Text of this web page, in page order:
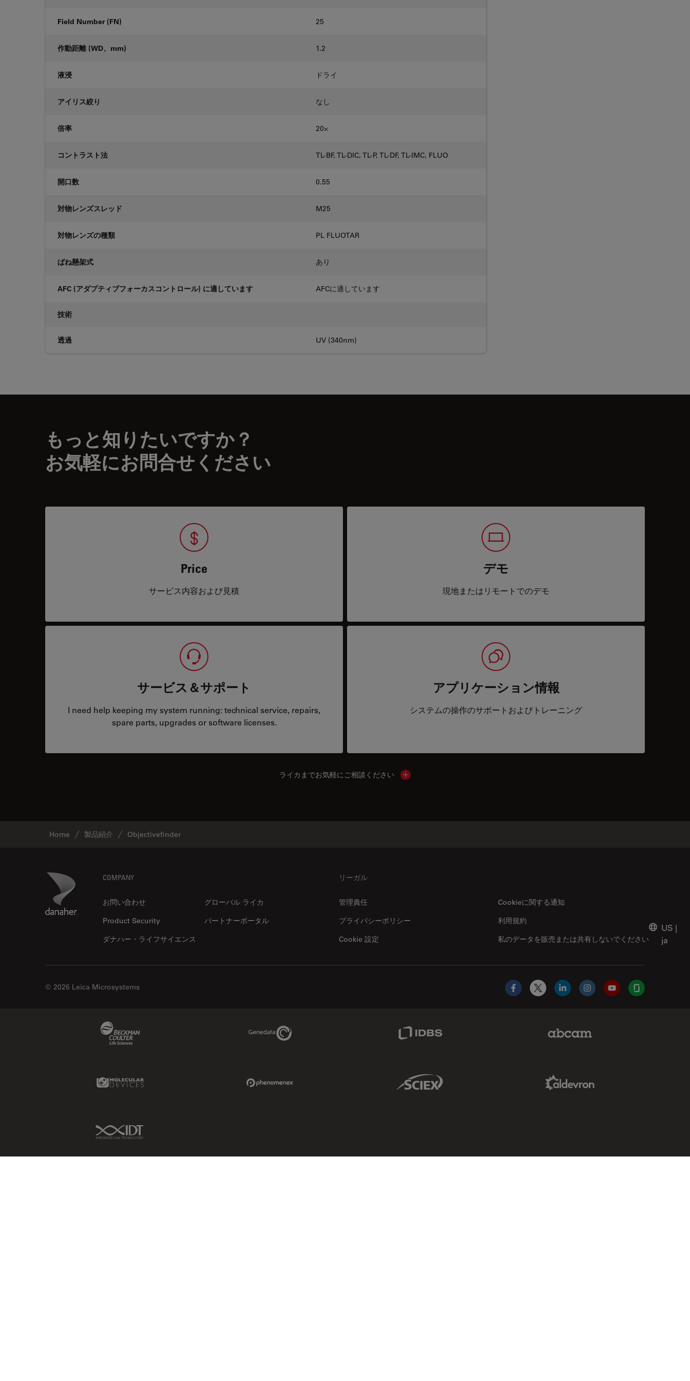
Field Number (FN) 25
作動距離 (WD、mm) 1.2
液浸 ドライ
アイリス絞り なし
倍率 20⨉
コントラスト法 TL-BF, TL-DIC, TL-P, TL-DF, TL-IMC, FLUO
開口数 0.55
対物レンズスレッド M25
対物レンズの種類 PL FLUOTAR
ばね懸架式 あり
AFC (アダプティブフォーカスコントロール) に適しています AFCに適しています
技術
透過 UV (340nm)
もっと知りたいですか？
お気軽にお問合せください
Price
サービス内容および見積
デモ
現地またはリモートでのデモ
サービス＆サポート
I need help keeping my system running: technical service, repairs,
spare parts, upgrades or software licenses.
アプリケーション情報
システムの操作のサポートおよびトレーニング
ライカまでお気軽にご相談ください Show local contacts
Home 製品紹介 Objectivefinder
Danaher Logo COMPANY
お問い合わせ
グローバル ライカ
Product Security
パートナーポータル
ダナハー・ライフサイエンス
リーガル
管理責任
Cookieに関する通知
プライバシーポリシー
私のデータを販売または共有しないでください
利用規約
Cookie 設定
US |
ja
© 2026 Leica Microsystems
Facebook
X LinkedInInstagramYouTubeGlassdoor
Genedata Link
Molecular Devices Link Sciex Link
IDT Link